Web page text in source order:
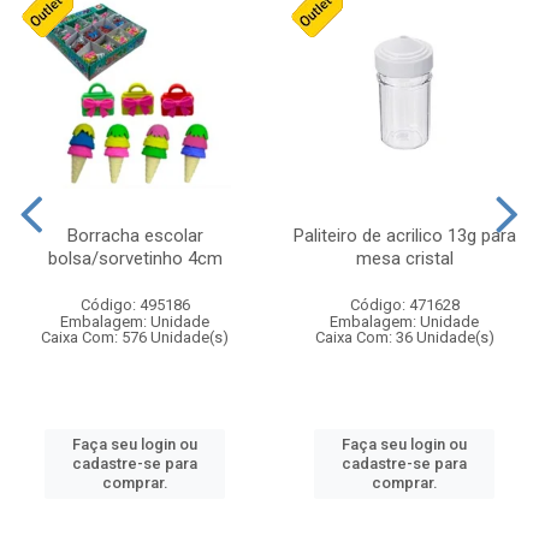
Borracha escolar
bolsa/sorvetinho 4cm
Código: 495186
Embalagem: Unidade
Caixa Com: 576 Unidade(s)
Faça seu login ou
cadastre-se para
comprar.
Paliteiro de acrilico 13g para
mesa cristal
Código: 471628
Embalagem: Unidade
Caixa Com: 36 Unidade(s)
Faça seu login ou
cadastre-se para
comprar.